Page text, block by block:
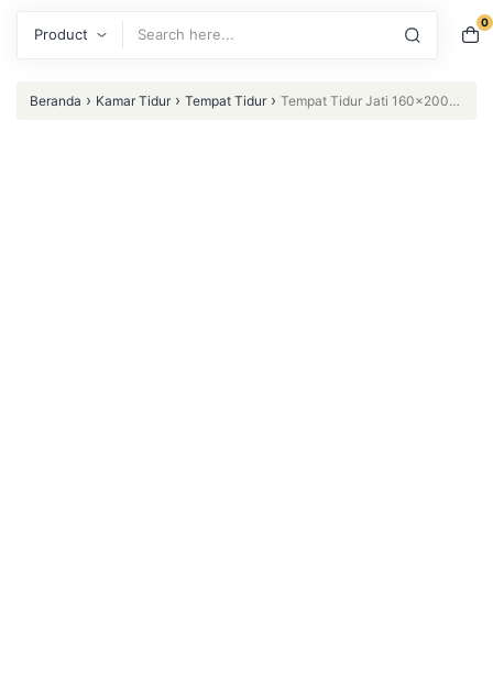
0
Beranda › Kamar Tidur › Tempat Tidur › Tempat Tidur Jati 160×200